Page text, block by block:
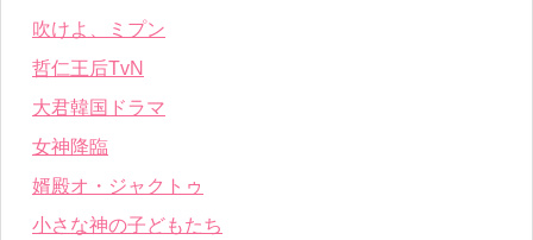
吹けよ、ミプン
哲仁王后TvN
大君韓国ドラマ
女神降臨
婿殿オ・ジャクトゥ
小さな神の子どもたち